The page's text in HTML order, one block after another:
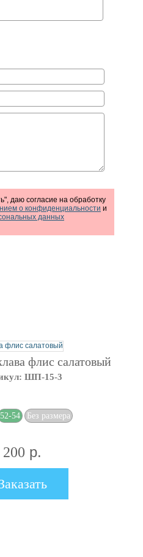
даю согласие на обработку
о конфиденциальности и
данных
флис салатовый
ШП-15-3
52-54 Без размера
200 р.